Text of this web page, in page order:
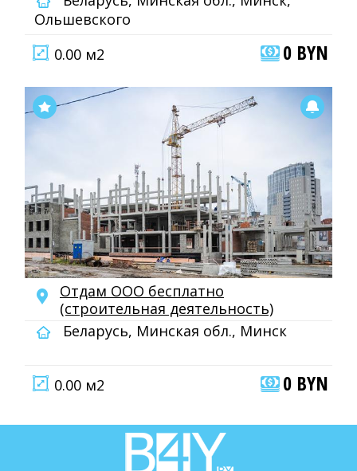
Ольшевского
0.00 м2
0 BYN
Отдам ООО бесплатно
(строительная деятельность)
Беларусь, Минская обл., Минск
0.00 м2 0 BYN